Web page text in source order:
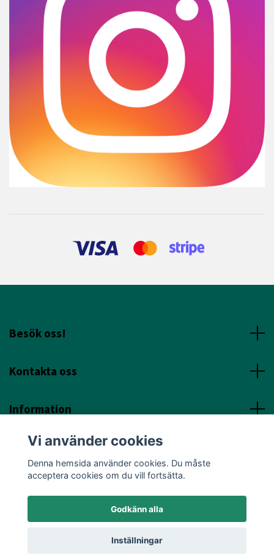
Besök oss!
Kontakta oss
Information
Sociala Media
© 2026 Annicas Handelsträdgård
Vi använder cookies
Denna hemsida använder cookies. Du måste
acceptera cookies om du vill fortsätta.
Godkänn alla
Inställningar